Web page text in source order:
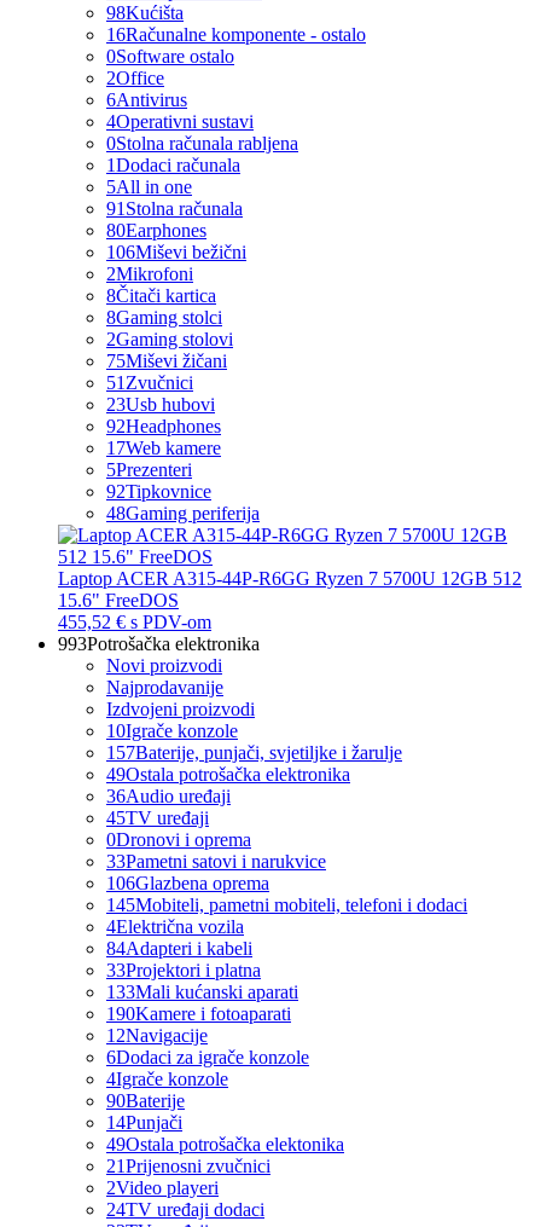
98Kućišta
16Računalne komponente - ostalo
0Software ostalo
2Office
6Antivirus
4Operativni sustavi
0Stolna računala rabljena
1Dodaci računala
5All in one
91 Stolna računala
80Earphones
106Miševi bežični
2Mikrofoni
8Čitači kartica
8Gaming stolci
2Gaming stolovi
75Miševi žičani
51 Zvučnici
23Usb hubovi
92Headphones
17Web kamere
5Prezenteri
92Tipkovnice
48Gaming periferija
Laptop ACER A315-44P-R6GG Ryzen 7 5700U 12GB 512
15.6" FreeDOS
455,52 € s PDV-om
993Potrošačka elektronika
Novi proizvodi
Najprodavanije
Izdvojeni proizvodi
10Igrače konzole
157Baterije, punjači, svjetiljke i žarulje
49Ostala potrošačka elektronika
36Audio uređaji
45TV uređaji
0Dronovi i oprema
33Pametni satovi i narukvice
106Glazbena oprema
145Mobiteli, pametni mobiteli, telefoni i dodaci
4Električna vozila
84Adapteri i kabeli
33Projektori i platna
133Mali kućanski aparati
190Kamere i fotoaparati
12Navigacije
6Dodaci za igrače konzole
4Igrače konzole
90Baterije
14Punjači
49Ostala potrošačka elektonika
21Prijenosni zvučnici
2Video playeri
24TV uređaji dodaci